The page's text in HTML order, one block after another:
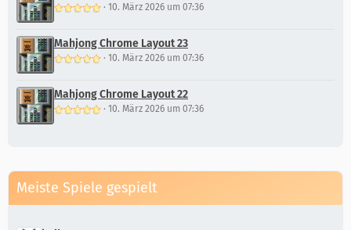
· 10. März 2026 um 07:36
Mahjong Chrome Layout 23
· 10. März 2026 um 07:36
Mahjong Chrome Layout 22
· 10. März 2026 um 07:36
Meiste Spiele gespielt